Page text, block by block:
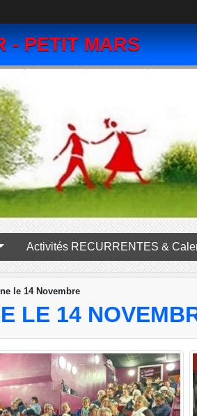
- PETIT MARS
Activités RECURRENTES &
le 14 Novembre
LE 14